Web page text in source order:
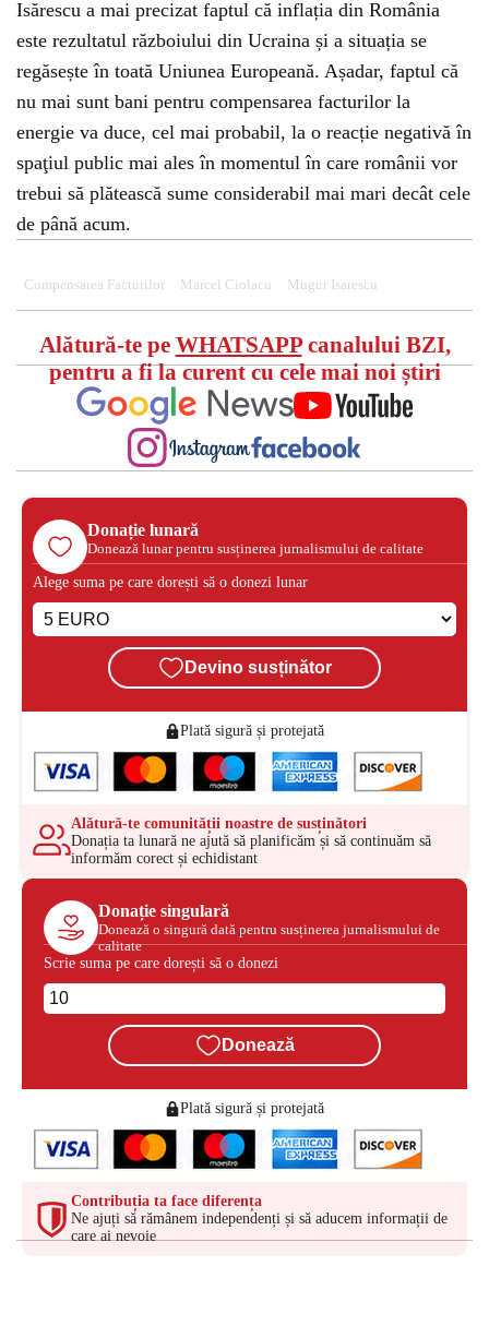
Isărescu a mai precizat faptul că inflația din România
este rezultatul războiului din Ucraina și a situația se
regăsește în toată Uniunea Europeană. Așadar, faptul că
nu mai sunt bani pentru compensarea facturilor la
energie va duce, cel mai probabil, la o reacție negativă în
spaţiul public mai ales în momentul în care românii vor
trebui să plătească sume considerabil mai mari decât cele
de până acum.
Compensarea Facturilor Marcel Ciolacu Mugur Isarescu
Alătură-te pe WHATSAPPcanalului BZI,
pentru a fi la curent cu cele mai noi știri
Donație lunară
Donează lunar pentru susținerea jurnalismului de calitate
Alege suma pe care dorești să o donezi lunar
Devino susținător
Plată sigură și protejată
Alătură-te comunității noastre de susținători
Donația ta lunară ne ajută să planificăm și să continuăm să
informăm corect și echidistant
Donație singulară
Donează o singură dată pentru susținerea jurnalismului de
calitate
Scrie suma pe care dorești să o donezi
Donează
Plată sigură și protejată
Contribuția ta face diferența
Ne ajuți să rămânem independenți și să aducem informații de
care ai nevoie